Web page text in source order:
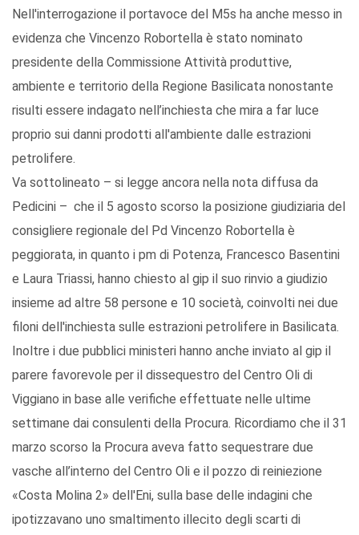
Nell'interrogazione il portavoce del M5s ha anche messo in
evidenza che Vincenzo Robortella è stato nominato
presidente della Commissione Attività produttive,
ambiente e territorio della Regione Basilicata nonostante
risulti essere indagato nell’inchiesta che mira a far luce
proprio sui danni prodotti all'ambiente dalle estrazioni
petrolifere.
Va sottolineato – si legge ancora nella nota diffusa da
Pedicini – che il 5 agosto scorso la posizione giudiziaria del
consigliere regionale del Pd Vincenzo Robortella è
peggiorata, in quanto i pm di Potenza, Francesco Basentini
e Laura Triassi, hanno chiesto al gip il suo rinvio a giudizio
insieme ad altre 58 persone e 10 società, coinvolti nei due
filoni dell'inchiesta sulle estrazioni petrolifere in Basilicata.
Inoltre i due pubblici ministeri hanno anche inviato al gip il
parere favorevole per il dissequestro del Centro Oli di
Viggiano in base alle verifiche effettuate nelle ultime
settimane dai consulenti della Procura. Ricordiamo che il 31
marzo scorso la Procura aveva fatto sequestrare due
vasche all’interno del Centro Oli e il pozzo di reiniezione
«Costa Molina 2» dell'Eni, sulla base delle indagini che
ipotizzavano uno smaltimento illecito degli scarti di